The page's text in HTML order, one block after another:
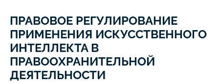
ПРАВОВОЕ РЕГУЛИРОВАНИЕ
ПРИМЕНЕНИЯ ИСКУССТВЕННОГО
ИНТЕЛЛЕКТА В
ПРАВООХРАНИТЕЛЬНОЙ
ДЕЯТЕЛЬНОСТИ